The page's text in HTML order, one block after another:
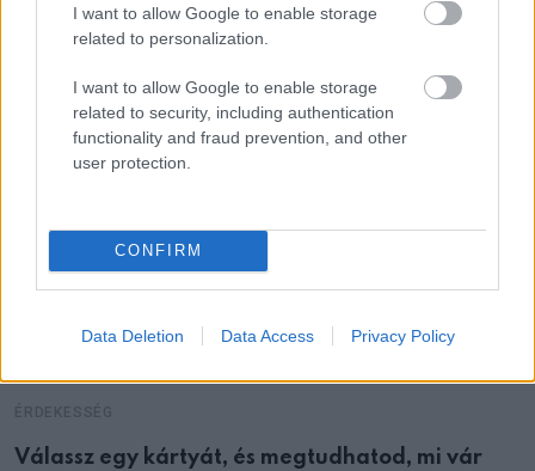
I want to allow Google to enable storage
related to personalization.
I want to allow Google to enable storage
related to security, including authentication
functionality and fraud prevention, and other
user protection.
CONFIRM
Data Deletion Data Access Privacy Policy
Válassz egy kártyát, és megtudhatod, mi vár